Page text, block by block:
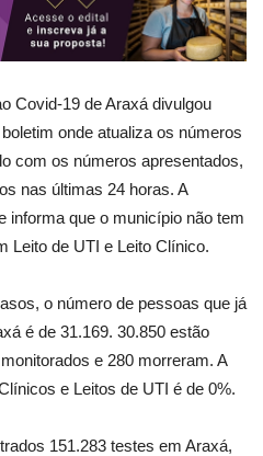
Covid-19 de Araxá divulgou
onde atualiza os números
com os números apresentados,
nas últimas 24 horas. A
informa que o município não tem
Leito de UTI e Leito Clínico.
o número de pessoas que já
é de 31.169. 30.850 estão
e 280 morreram. A
e Leitos de UTI é de 0%.
151.283 testes em Araxá,